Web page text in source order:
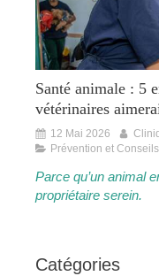
Santé animale : 5
vétérinaires
12 Mai 2026
Prévention et
Parce qu’un animal
propriétaire serein.​​
Catégories